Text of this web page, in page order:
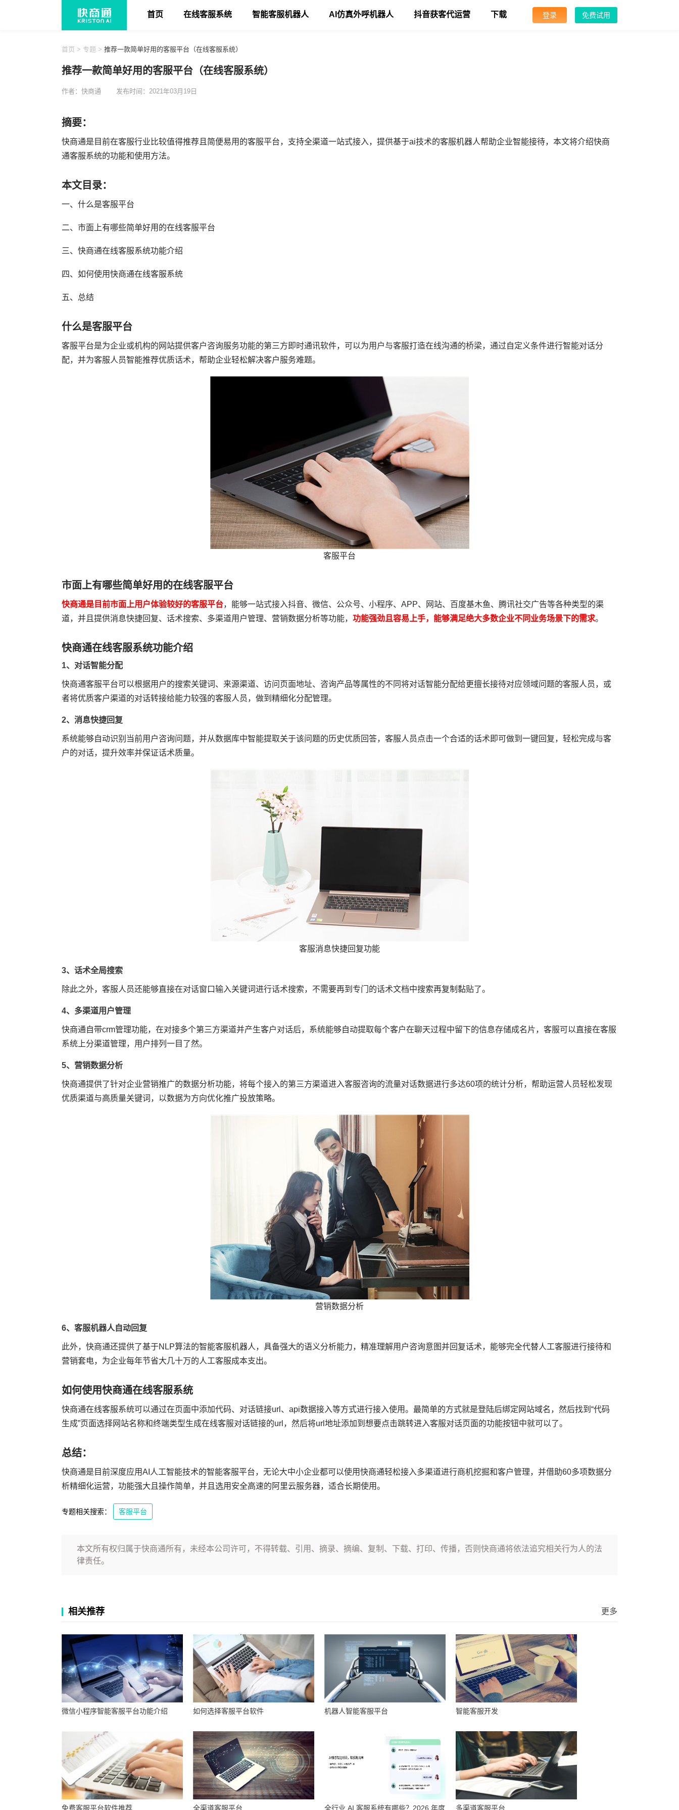
首页 在线客服系统 智能客服机器人 AI仿真外呼机器人 抖音获客代运营 下载 登录 免费试用
首页 > 专题 > 推荐一款简单好用的客服平台（在线客服系统）
推荐一款简单好用的客服平台（在线客服系统）
作者：快商通 发布时间：2021年03月19日
摘要：
快商通是目前在客服行业比较值得推荐且简便易用的客服平台，支持全渠道一站式接入，提供基于ai技术的客服机器人帮助企业智能接待，本文将介绍快商
通客服系统的功能和使用方法。
本文目录：
一、什么是客服平台
二、市面上有哪些简单好用的在线客服平台
三、快商通在线客服系统功能介绍
四、如何使用快商通在线客服系统
五、总结
什么是客服平台
客服平台是为企业或机构的网站提供客户咨询服务功能的第三方即时通讯软件，可以为用户与客服打造在线沟通的桥梁，通过自定义条件进行智能对话分
配，并为客服人员智能推荐优质话术，帮助企业轻松解决客户服务难题。
客服平台
市面上有哪些简单好用的在线客服平台
快商通是目前市面上用户体验较好的客服平台，能够一站式接入抖音、微信、公众号、小程序、APP、网站、百度基木鱼、腾讯社交广告等各种类型的渠
道，并且提供消息快捷回复、话术搜索、多渠道用户管理、营销数据分析等功能， 功能强劲且容易上手，能够满足绝大多数企业不同业务场景下的需求。
快商通在线客服系统功能介绍
1、对话智能分配
快商通客服平台可以根据用户的搜索关键词、来源渠道、访问页面地址、咨询产品等属性的不同将对话智能分配给更擅长接待对应领域问题的客服人员，或
者将优质客户渠道的对话转接给能力较强的客服人员，做到精细化分配管理。
2、消息快捷回复
系统能够自动识别当前用户咨询问题，并从数据库中智能提取关于该问题的历史优质回答，客服人员点击一个合适的话术即可做到一键回复，轻松完成与客
户的对话，提升效率并保证话术质量。
客服消息快捷回复功能
3、话术全局搜索
除此之外，客服人员还能够直接在对话窗口输入关键词进行话术搜索，不需要再到专门的话术文档中搜索再复制黏贴了。
4、多渠道用户管理
快商通自带crm管理功能，在对接多个第三方渠道并产生客户对话后，系统能够自动提取每个客户在聊天过程中留下的信息存储成名片，客服可以直接在客服
系统上分渠道管理，用户排列一目了然。
5、营销数据分析
快商通提供了针对企业营销推广的数据分析功能，将每个接入的第三方渠道进入客服咨询的流量对话数据进行多达60项的统计分析，帮助运营人员轻松发现
优质渠道与高质量关键词，以数据为方向优化推广投放策略。
营销数据分析
6、客服机器人自动回复
此外，快商通还提供了基于NLP算法的智能客服机器人，具备强大的语义分析能力，精准理解用户咨询意图并回复话术，能够完全代替人工客服进行接待和
营销套电，为企业每年节省大几十万的人工客服成本支出。
如何使用快商通在线客服系统
快商通在线客服系统可以通过在页面中添加代码、对话链接url、api数据接入等方式进行接入使用。最简单的方式就是登陆后绑定网站域名，然后找到“代码
生成”页面选择网站名称和终端类型生成在线客服对话链接的url，然后将url地址添加到想要点击跳转进入客服对话页面的功能按钮中就可以了。
总结：
快商通是目前深度应用AI人工智能技术的智能客服平台，无论大中小企业都可以使用快商通轻松接入多渠道进行商机挖掘和客户管理，并借助60多项数据分
析精细化运营，功能强大且操作简单，并且选用安全高速的阿里云服务器，适合长期使用。
专题相关搜索： 客服平台
本文所有权归属于快商通所有，未经本公司许可，不得转载、引用、摘录、摘编、复制、下载、打印、传播，否则快商通将依法追究相关行为人的法
律责任。
相关推荐 更多
微信小程序智能客服平台功能介绍 如何选择客服平台软件 机器人智能客服平台 智能客服开发
免费客服平台软件推荐 全渠道客服平台 全行业 AI 客服系统有哪些？2026 年度 多渠道客服平台